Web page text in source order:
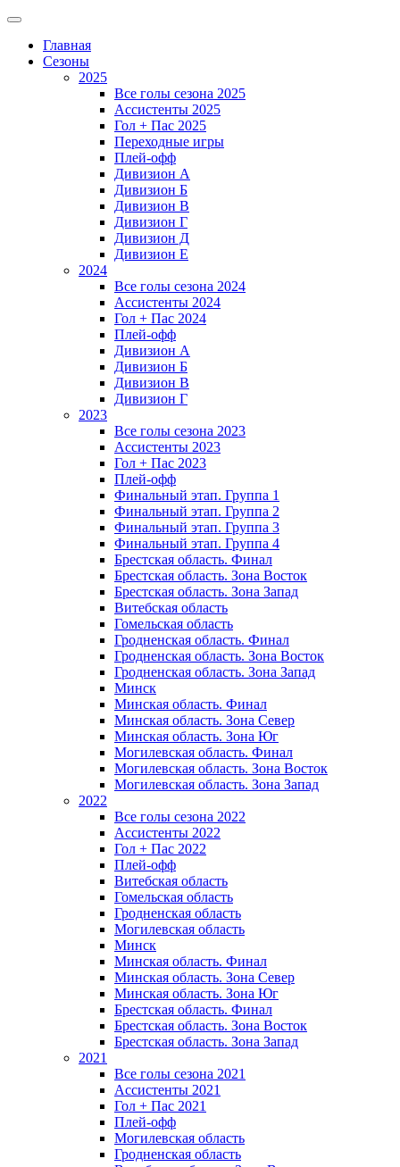
Главная
Сезоны
2025
Все голы сезона 2025
Ассистенты 2025
Гол + Пас 2025
Переходные игры
Плей-офф
Дивизион A
Дивизион Б
Дивизион В
Дивизион Г
Дивизион Д
Дивизион Е
2024
Все голы сезона 2024
Ассистенты 2024
Гол + Пас 2024
Плей-офф
Дивизион A
Дивизион Б
Дивизион В
Дивизион Г
2023
Все голы сезона 2023
Ассистенты 2023
Гол + Пас 2023
Плей-офф
Финальный этап. Группа 1
Финальный этап. Группа 2
Финальный этап. Группа 3
Финальный этап. Группа 4
Брестская область. Финал
Брестская область. Зона Восток
Брестская область. Зона Запад
Витебская область
Гомельская область
Гродненская область. Финал
Гродненская область. Зона Восток
Гродненская область. Зона Запад
Минск
Минская область. Финал
Минская область. Зона Север
Минская область. Зона Юг
Могилевская область. Финал
Могилевская область. Зона Восток
Могилевская область. Зона Запад
2022
Все голы сезона 2022
Ассистенты 2022
Гол + Пас 2022
Плей-офф
Витебская область
Гомельская область
Гродненская область
Могилевская область
Минск
Mинская область. Финал
Минская область. Зона Север
Минская область. Зона Юг
Брестская область. Финал
Брестская область. Зона Восток
Брестская область. Зона Запад
2021
Все голы сезона 2021
Ассистенты 2021
Гол + Пас 2021
Плей-офф
Могилевская область
Гродненская область